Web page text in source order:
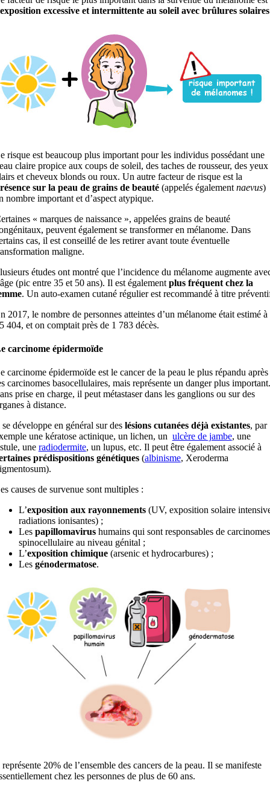
excessive et intermittente au soleil avec brûlures solaires
risque est beaucoup plus important pour les individus possédant une
claire propice aux coups de soleil, des taches de rousseur, des yeux
et cheveux blonds ou roux. Un autre facteur de risque est la
sur la peau de grains de beauté(appelés également naevus)
nombre important et d’aspect atypique.
« marques de naissance », appelées grains de beauté
peuvent également se transformer en mélanome. Dans
cas, il est conseillé de les retirer avant toute éventuelle
maligne.
études ont montré que l’incidence du mélanome augmente
(pic entre 35 et 50 ans). Il est également plus fréquent chez la
. Un auto-examen cutané régulier est recommandé à titre
2017, le nombre de personnes atteintes d’un mélanome était estimé à
404, et on comptait près de 1 783 décès.
carcinome épidermoïde
carcinome épidermoïde est le cancer de la peau le plus répandu après
carcinomes basocellulaires, mais représente un danger plus important.
prise en charge, il peut métastaser dans les ganglions ou sur des
à distance.
développe en général sur des lésions cutanées déjà existantes, par
une kératose actinique, un lichen, un ulcère de jambe, une
une radiodermite, un lupus, etc. Il peut être également associé à
prédispositions génétiques(albinisme, Xeroderma
causes de survenue sont multiples :
L’exposition aux rayonnements (UV, exposition solaire
radiations ionisantes) ;
Les papillomavirus humains qui sont responsables de carcinomes
spinocellulaire au niveau génital ;
L’exposition chimique (arsenic et hydrocarbures) ;
Les génodermatose.
20% de l’ensemble des cancers de la peau. Il se manifeste
chez les personnes de plus de 60 ans.